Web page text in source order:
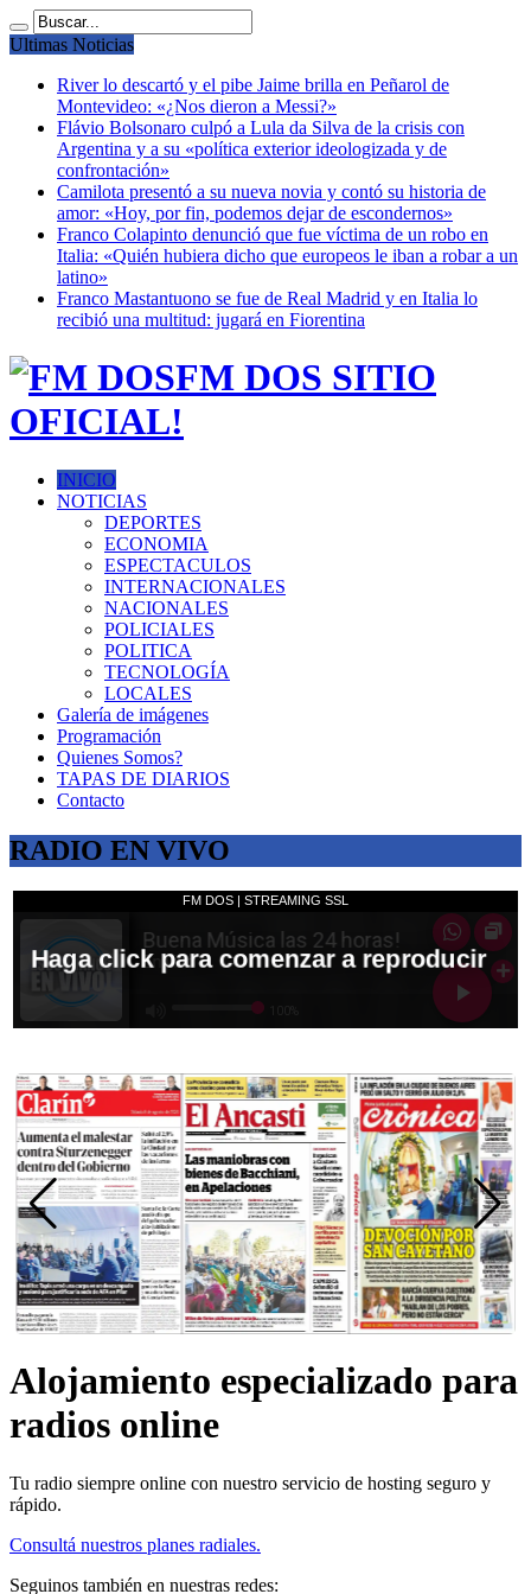
Ultimas Noticias
River lo descartó y el pibe Jaime brilla en Peñarol de
Montevideo: «¿Nos dieron a Messi?»
Flávio Bolsonaro culpó a Lula da Silva de la crisis con
Argentina y a su «política exterior ideologizada y de
confrontación»
Camilota presentó a su nueva novia y contó su historia de
amor: «Hoy, por fin, podemos dejar de escondernos»
Franco Colapinto denunció que fue víctima de un robo en
Italia: «Quién hubiera dicho que europeos le iban a robar a un
latino»
Franco Mastantuono se fue de Real Madrid y en Italia lo
recibió una multitud: jugará en Fiorentina
FM DOS SITIO
OFICIAL!
INICIO
NOTICIAS
DEPORTES
ECONOMIA
ESPECTACULOS
INTERNACIONALES
NACIONALES
POLICIALES
POLITICA
TECNOLOGÍA
LOCALES
Galería de imágenes
Programación
Quienes Somos?
TAPAS DE DIARIOS
Contacto
RADIO EN VIVO
Alojamiento especializado para
radios online
Tu radio siempre online con nuestro servicio de hosting seguro y
rápido.
Consultá nuestros planes radiales.
Seguinos también en nuestras redes: